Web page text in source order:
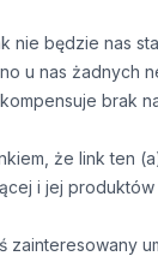
będzie nas
u nas żadnych
brak
że link ten
i jej